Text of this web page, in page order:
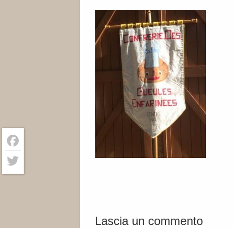
Lascia un commento
Facebook
Twitter